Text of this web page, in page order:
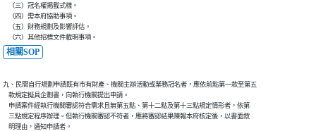
    （三）冠名權揭載式樣。
    （四）需本府協助事項。
    （五）財務規劃及影響評估。
    （六）其他招標文件載明事項。
相關SOP
九、民間自行規劃申請既有市有財產、機關主辦活動或業務冠名者，應依前點第一款至第五
    款規定擬具企劃書，向執行機關提出申請。
    申請案件經執行機關審認符合需求且無第五點、第十二點及第十三點規定情形者，依第
    三點規定程序辦理。但執行機關審認不符者，應將審認結果陳報本府核定後，以書面敘
    明理由，通知申請者。